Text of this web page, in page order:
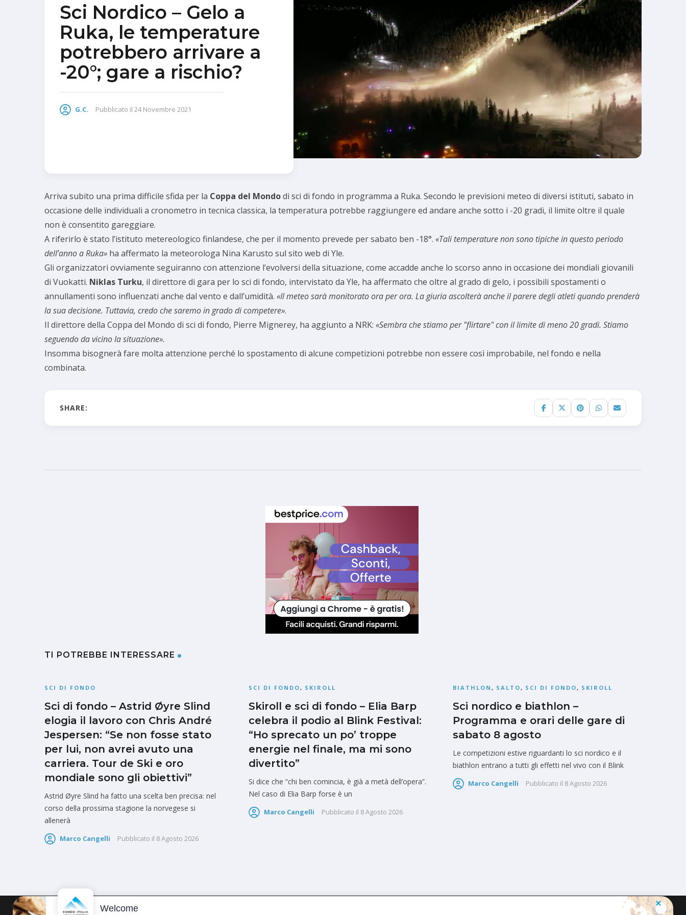
Sci Nordico – Gelo a
Ruka, le temperature
potrebbero arrivare a
-20°; gare a rischio?
G.C. Pubblicato il 24 Novembre 2021
Arriva subito una prima difficile sfida per la Coppa del Mondodi sci di fondo in programma a Ruka. Secondo le previsioni meteo di diversi istituti, sabato in
occasione delle individuali a cronometro in tecnica classica, la temperatura potrebbe raggiungere ed andare anche sotto i -20 gradi, il limite oltre il quale
non è consentito gareggiare.
A riferirlo è stato l’istituto metereologico finlandese, che per il momento prevede per sabato ben -18°. «Tali temperature non sono tipiche in questo periodo
dell’anno a Ruka» ha affermato la meteorologa Nina Karusto sul sito web di Yle.
Gli organizzatori ovviamente seguiranno con attenzione l’evolversi della situazione, come accadde anche lo scorso anno in occasione dei mondiali giovanili
di Vuokatti. Niklas Turku, il direttore di gara per lo sci di fondo, intervistato da Yle, ha affermato che oltre al grado di gelo, i possibili spostamenti o
annullamenti sono influenzati anche dal vento e dall’umidità. «Il meteo sarà monitorato ora per ora. La giuria ascolterà anche il parere degli atleti quando prenderà
la sua decisione. Tuttavia, credo che saremo in grado di competere».
Il direttore della Coppa del Mondo di sci di fondo, Pierre Mignerey, ha aggiunto a NRK: «Sembra che stiamo per "flirtare" con il limite di meno 20 gradi. Stiamo
seguendo da vicino la situazione».
Insomma bisognerà fare molta attenzione perché lo spostamento di alcune competizioni potrebbe non essere così improbabile, nel fondo e nella
combinata.
SHARE:
TI POTREBBE INTERESSARE
SCI DI FONDO
Sci di fondo – Astrid Øyre Slind
elogia il lavoro con Chris André
Jespersen: “Se non fosse stato
per lui, non avrei avuto una
carriera. Tour de Ski e oro
mondiale sono gli obiettivi”
Astrid Øyre Slind ha fatto una scelta ben precisa: nel
corso della prossima stagione la norvegese si
allenerà
Marco Cangelli Pubblicato il 8 Agosto 2026
SCI DI FONDO, SKIROLL
Skiroll e sci di fondo – Elia Barp
celebra il podio al Blink Festival:
“Ho sprecato un po’ troppe
energie nel finale, ma mi sono
divertito”
Si dice che “chi ben comincia, è già a metà dell’opera”.
Nel caso di Elia Barp forse è un
Marco Cangelli Pubblicato il 8 Agosto 2026
BIATHLON , SALTO, SCI DI FONDO, SKIROLL
Sci nordico e biathlon –
Programma e orari delle gare di
sabato 8 agosto
Le competizioni estive riguardanti lo sci nordico e il
biathlon entrano a tutti gli effetti nel vivo con il Blink
Marco Cangelli Pubblicato il 8 Agosto 2026
Welcome